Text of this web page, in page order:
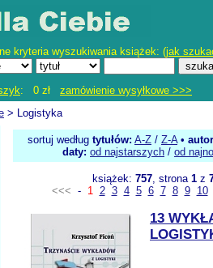
kryteria wyszukiwania książek: (jak
: 0 zł zamówienie wysyłkowe >>>
> Logistyka
sortuj według tytułów: A-Z / Z-A•
daty: od najstarszych / od
książek: 757, strona 1z
<<< - 1 2 3 4 5 6 7 8 9 10
13